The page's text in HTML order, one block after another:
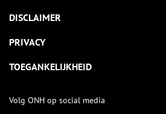
DISCLAIMER
PRIVACY
TOEGANKELIJKHEID
Volg ONH op social media